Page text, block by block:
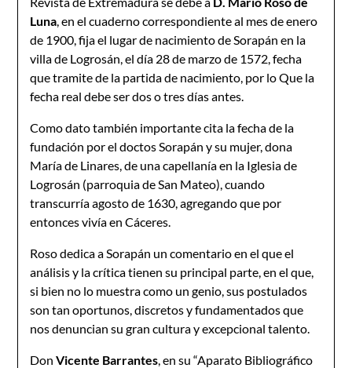
Luna, en el cuaderno correspondiente al mes de enero
de 1900, fija el lugar de nacimiento de Sorapán en la
villa de Logrosán, el día 28 de marzo de 1572, fecha
que tramite de la partida de nacimiento, por lo Que la
fecha real debe ser dos o tres días antes.
Como dato también importante cita la fecha de la
fundación por el doctos Sorapán y su mujer, dona
María de Linares, de una capellanía en la Iglesia de
Logrosán (parroquia de San Mateo), cuando
transcurría agosto de 1630, agregando que por
entonces vivía en Cáceres.
Roso dedica a Sorapán un comentario en el que el
análisis y la crítica tienen su principal parte, en el que,
si bien no lo muestra como un genio, sus postulados
son tan oportunos, discretos y fundamentados que
nos denuncian su gran cultura y excepcional talento.
DonVicente Barrantes, en su “Aparato Bibliográfico